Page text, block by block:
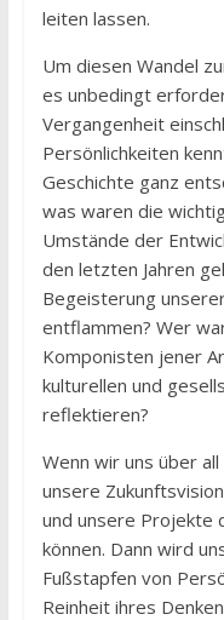
leiten lassen.
Um diesen Wandel
es unbedingt
Vergangenheit
Persönlichkeiten
Geschichte ganz
was waren die
Umstände der
den letzten Jahren
Begeisterung
entflammen? Wer
Komponisten jener
kulturellen und
reflektieren?
Wenn wir uns über
unsere
und unsere Projekte
können. Dann wird
Fußstapfen von
Reinheit ihres